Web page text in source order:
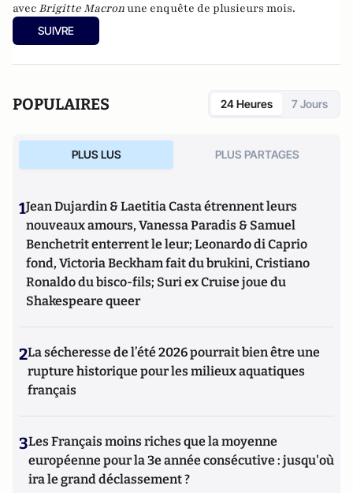
avec Brigitte Macronune enquête de plusieurs mois.
SUIVRE
POPULAIRES 24 Heures 7 Jours
PLUS LUS PLUS PARTAGES
1Jean Dujardin & Laetitia Casta étrennent leurs
nouveaux amours, Vanessa Paradis & Samuel
Benchetrit enterrent le leur; Leonardo di Caprio
fond, Victoria Beckham fait du brukini, Cristiano
Ronaldo du bisco-fils; Suri ex Cruise joue du
Shakespeare queer
2La sécheresse de l’été 2026 pourrait bien être une
rupture historique pour les milieux aquatiques
français
3Les Français moins riches que la moyenne
européenne pour la 3e année consécutive : jusqu'où
ira le grand déclassement ?